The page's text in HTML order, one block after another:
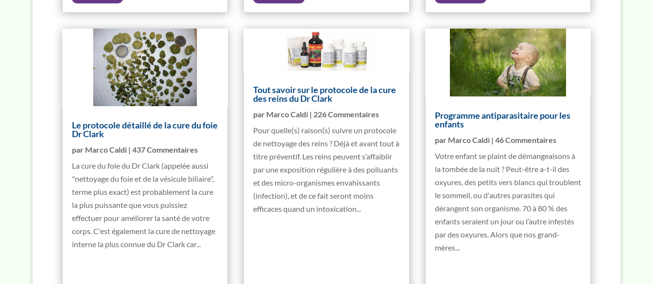
Le protocole détaillé de la cure du foie
Dr Clark
par Marco Caldi| 437 Commentaires
La cure du foie du Dr Clark (appelée aussi
"nettoyage du foie et de la vésicule biliaire",
terme plus exact) est probablement la cure
la plus puissante que vous puissiez
effectuer pour améliorer la santé de votre
corps. C'est également la cure de nettoyage
interne la plus connue du Dr Clark car...
Tout savoir sur le protocole de la cure
des reins du Dr Clark
par Marco Caldi | 226 Commentaires
Pour quelle(s) raison(s) suivre un protocole
de nettoyage des reins ? Déjà et avant tout à
titre préventif. Les reins peuvent s’affaiblir
par une exposition régulière à des polluants
et des micro-organismes envahissants
(infection), et de ce fait seront moins
efficaces quand un intoxication...
Programme antiparasitaire pour les
enfants
par Marco Caldi | 46 Commentaires
Votre enfant se plaint de démangeaisons à
la tombée de la nuit ? Peut-être a-t-il des
oxyures, des petits vers blancs qui troublent
le sommeil, ou d'autres parasites qui
dérangent son organisme. 70 à 80 % des
enfants seraient un jour ou l’autre infestés
par des oxyures. Alors que nos grand-
mères...